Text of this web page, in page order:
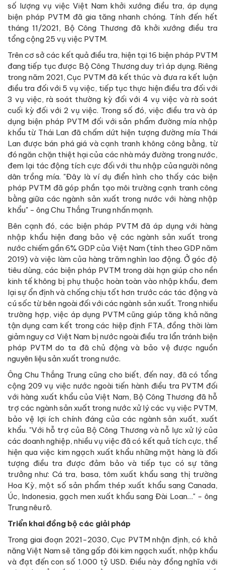
số lượng vụ việc Việt Nam khởi xướng điều tra, áp dụng
biện pháp PVTM đã gia tăng nhanh chóng. Tính đến hết
tháng 11/2021, Bộ Công Thương đã khởi xướng điều tra
tổng cộng 25 vụ việc PVTM.
Trên cơ sở các kết quả điều tra, hiện tại 16 biện pháp PVTM
đang tiếp tục được Bộ Công Thương duy trì áp dụng. Riêng
trong năm 2021, Cục PVTM đã kết thúc và đưa ra kết luận
điều tra đối với 5 vụ việc, tiếp tục thực hiện điều tra đối với
3 vụ việc, rà soát thường kỳ đối với 4 vụ việc và rà soát
cuối kỳ đối với 2 vụ việc. Trong số đó, việc điều tra và áp
dụng biện pháp PVTM đối với sản phẩm đường mía nhập
khẩu từ Thái Lan đã chấm dứt hiện tượng đường mía Thái
Lan được bán phá giá và cạnh tranh không công bằng, từ
đó ngăn chặn thiệt hại của các nhà máy đường trong nước,
đem lại tác động tích cực đối với thu nhập của người nông
dân trồng mía. "Đây là ví dụ điển hình cho thấy các biện
pháp PVTM đã góp phần tạo môi trường cạnh tranh công
bằng giữa các ngành sản xuất trong nước với hàng nhập
khẩu" - ông Chu Thắng Trung nhấn mạnh.
Bên cạnh đó, các biện pháp PVTM đã áp dụng với hàng
nhập khẩu hiện đang bảo vệ các ngành sản xuất trong
nước chiếm gần 6% GDP của Việt Nam (tính theo GDP năm
2019) và việc làm của hàng trăm nghìn lao động. Ở góc độ
tiêu dùng, các biện pháp PVTM trong dài hạn giúp cho nền
kinh tế không bị phụ thuộc hoàn toàn vào nhập khẩu, đem
lại sự ổn định và chống chịu tốt hơn trước các tác động và
cú sốc từ bên ngoài đối với các ngành sản xuất. Trong nhiều
trường hợp, việc áp dụng PVTM cũng giúp tăng khả năng
tận dụng cam kết trong các hiệp định FTA, đồng thời làm
giảm nguy cơ Việt Nam bị nước ngoài điều tra lẩn tránh biện
pháp PVTM do ta đã chủ động và bảo vệ được nguồn
nguyên liệu sản xuất trong nước.
Ông Chu Thắng Trung cũng cho biết, đến nay, đã có tổng
cộng 209 vụ việc nước ngoài tiến hành điều tra PVTM đối
với hàng xuất khẩu của Việt Nam, Bộ Công Thương đã hỗ
trợ các ngành sản xuất trong nước xử lý các vụ việc PVTM,
bảo vệ lợi ích chính đáng của các ngành sản xuất, xuất
khẩu. "Với hỗ trợ của Bộ Công Thương và nỗ lực xử lý của
các doanh nghiệp, nhiều vụ việc đã có kết quả tích cực, thể
hiện qua việc kim ngạch xuất khẩu những mặt hàng là đối
tượng điều tra được đảm bảo và tiếp tục có sự tăng
trưởng như: Cá tra, basa, tôm xuất khẩu sang thị trường
Hoa Kỳ, một số sản phẩm thép xuất khẩu sang Canada,
Úc, Indonesia, gạch men xuất khẩu sang Đài Loan…" - ông
Trung nêu rõ.
Triển khai đồng bộ các giải pháp
Trong giai đoạn 2021-2030, Cục PVTM nhận định, có khả
năng Việt Nam sẽ tăng gấp đôi kim ngạch xuất, nhập khẩu
và đạt đến con số 1.000 tỷ USD. Điều này đồng nghĩa với